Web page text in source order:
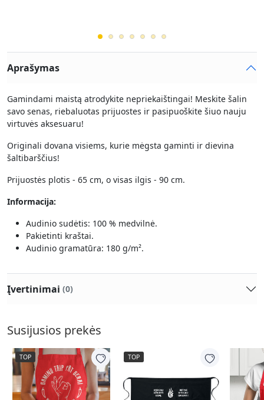
Aprašymas
Gamindami maistą atrodykite nepriekaištingai! Meskite šalin
savo senas, riebaluotas prijuostes ir pasipuoškite šiuo nauju
virtuvės aksesuaru!
Originali dovana visiems, kurie mėgsta gaminti ir dievina
šaltibarščius!
Prijuostės plotis - 65 cm, o visas ilgis - 90 cm.
Informacija:
Audinio sudėtis: 100 % medvilnė.
Pakietinti kraštai.
Audinio gramatūra: 180 g/m².
Įvertinimai (0)
Susijusios prekės
TOP TOP